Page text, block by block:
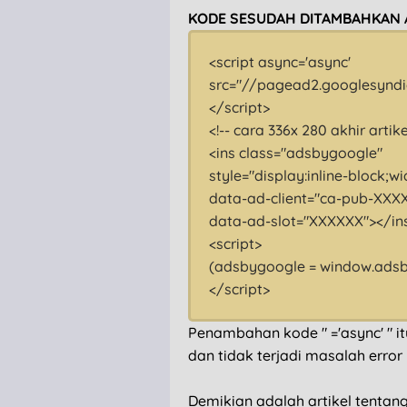
KODE SESUDAH DITAMBAHKAN
<script async='async'
src="//
</script>
<!-- cara 336x 280 akhir
<ins class="adsbygoogle"
style="display:inline-
data-ad-client="ca-pub-
data-ad-slot="XXXXXX"></
<script>
(adsbygoogle =
</script>
Penambahan kode " ='async' "
dan tidak terjadi masalah
Demikian adalah artikel